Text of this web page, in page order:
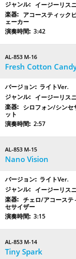
イージーリス
アコースティック
ェーカー
3:42
AL-853 M-16
Fresh Cotton
ライトVer.
イージーリス
シロフォン/シン
ット
2:57
AL-853 M-15
Nano Vision
ライトVer.
イージーリス
チェロ/アコーステ
セサイザー
3:15
AL-853 M-14
Tiny Spark